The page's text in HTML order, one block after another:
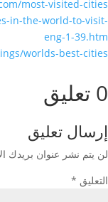
most-visited-cities/
in-the-world-to-visit-
eng-1-39.htm
worlds-best-cities/
0 تعليق
إرسال تعليق
لن يتم نشر عنوان بريدك
التعليق *